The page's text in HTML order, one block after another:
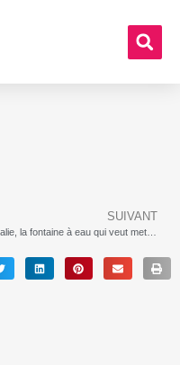
SUIVANT
Castalie, la fontaine à eau qui veut mettre fin à l’usage unique des bouteilles en plastique